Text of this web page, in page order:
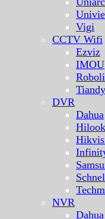
Vigi
CCTV Wifi
Ezviz
IMOU
Tiandy
DVR
Dahua
Hilook
NVR
Dahua